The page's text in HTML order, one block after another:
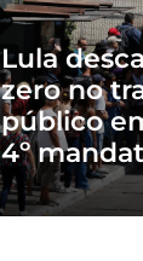
Lula
zero no
público
4º